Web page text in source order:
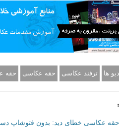
ها ترفند عکاسی حقه عکاسی حقه
حقه عکاسی خطای دید: بدون فتوشاپ دست